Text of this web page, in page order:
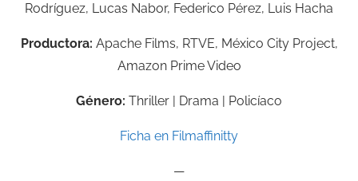
Rodríguez, Lucas Nabor, Federico Pérez, Luis Hacha
Productora: Apache Films, RTVE, México City Project,
Amazon Prime Video
Género: Thriller | Drama | Policíaco
Ficha en Filmaffinitty
—